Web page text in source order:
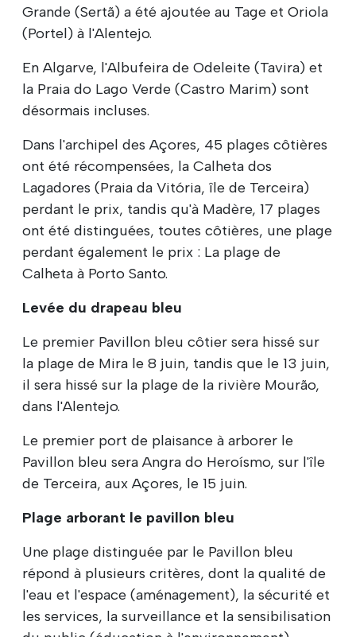
Grande (Sertã) a été ajoutée au Tage et Oriola
(Portel) à l'Alentejo.
En Algarve, l'Albufeira de Odeleite (Tavira) et
la Praia do Lago Verde (Castro Marim) sont
désormais incluses.
Dans l'archipel des Açores, 45 plages côtières
ont été récompensées, la Calheta dos
Lagadores (Praia da Vitória, île de Terceira)
perdant le prix, tandis qu'à Madère, 17 plages
ont été distinguées, toutes côtières, une plage
perdant également le prix : La plage de
Calheta à Porto Santo.
Levée du drapeau bleu
Le premier Pavillon bleu côtier sera hissé sur
la plage de Mira le 8 juin, tandis que le 13 juin,
il sera hissé sur la plage de la rivière Mourão,
dans l'Alentejo.
Le premier port de plaisance à arborer le
Pavillon bleu sera Angra do Heroísmo, sur l'île
de Terceira, aux Açores, le 15 juin.
Plage arborant le pavillon bleu
Une plage distinguée par le Pavillon bleu
répond à plusieurs critères, dont la qualité de
l'eau et l'espace (aménagement), la sécurité et
les services, la surveillance et la sensibilisation